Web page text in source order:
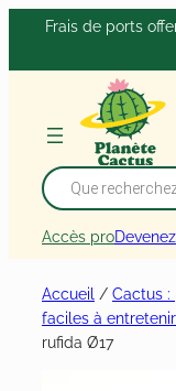
Panneau de gestion
Frais de ports
Recherche
de
produits
Accès pro
Accueil / Cactus :
faciles à entretenir
rufida Ø17